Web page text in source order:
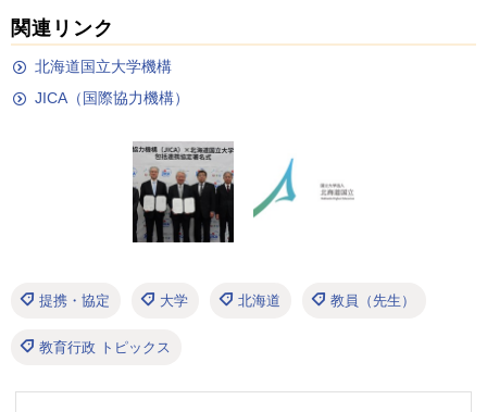
関連リンク
北海道国立大学機構
JICA（国際協力機構）
提携・協定 大学 北海道 教員（先生）
教育行政 トピックス